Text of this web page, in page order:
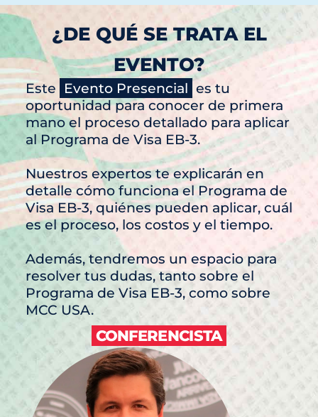
¿DE QUÉ SE TRATA EL
EVENTO?
Este Evento Presencial es tu
oportunidad para conocer de primera
mano el proceso detallado para aplicar
al Programa de Visa EB-3.
Nuestros expertos te explicarán en
detalle cómo funciona el Programa de
Visa EB-3, quiénes pueden aplicar, cuál
es el proceso, los costos y el tiempo.
Además, tendremos un espacio para
resolver tus dudas, tanto sobre el
Programa de Visa EB-3, como sobre
MCC USA.
CONFERENCISTA